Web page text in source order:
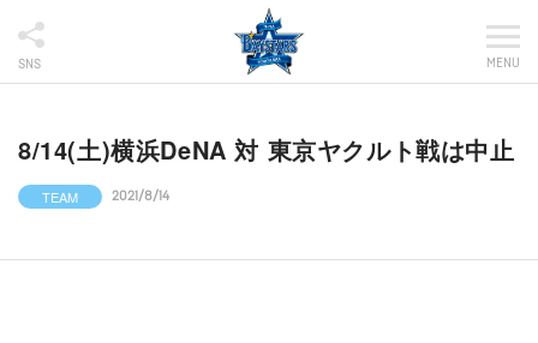
SNS MENU
8/14(土)横浜DeNA 対 東京ヤクルト戦は中止
TEAM 2021/8/14